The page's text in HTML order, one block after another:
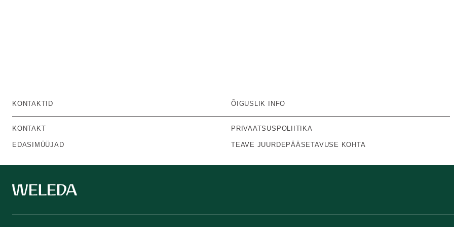
KONTAKTID
KONTAKT
EDASIMÜÜJAD
ÕIGUSLIK INFO
PRIVAATSUSPOLIITIKA
TEAVE JUURDEPÄÄSETAVUSE KOHTA